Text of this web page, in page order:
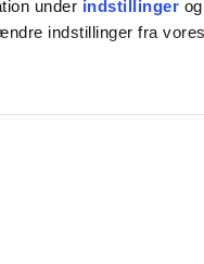
under indstillinger
indstillinger fra
indhold og annoncer,
givet dem, eller som de